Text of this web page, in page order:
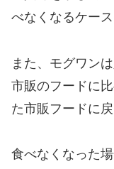
べなくなるケー
また、モグワン
市販のフードに
た市販フードに
食べなくなった